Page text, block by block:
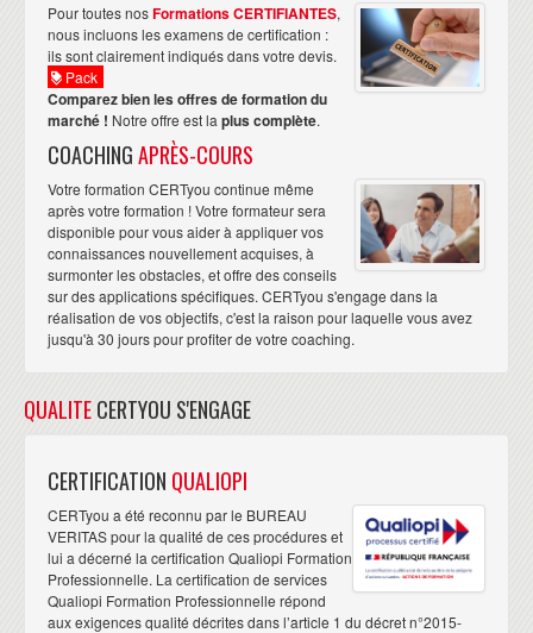
Pour toutes nosFormations CERTIFIANTES,
nous incluons les examens de certification :
ils sont clairement indiqués dans votre devis.
Pack
Comparez bien les offres de formation du
marché ! Notre offre est la plus complète.
COACHINGAPRÈS-COURS
Votre formation CERTyou continue même
après votre formation ! Votre formateur sera
disponible pour vous aider à appliquer vos
connaissances nouvellement acquises, à
surmonter les obstacles, et offre des conseils
sur des applications spécifiques. CERTyou s'engage dans la
réalisation de vos objectifs, c'est la raison pour laquelle vous avez
jusqu'à 30 jours pour profiter de votre coaching.
QUALITECERTYOU S'ENGAGE
CERTIFICATION QUALIOPI
CERTyou a été reconnu par le BUREAU
VERITAS pour la qualité de ces procédures et
lui a décerné la certification Qualiopi Formation
Professionnelle. La certification de services
Qualiopi Formation Professionnelle répond
aux exigences qualité décrites dans l’article 1 du décret n°2015-